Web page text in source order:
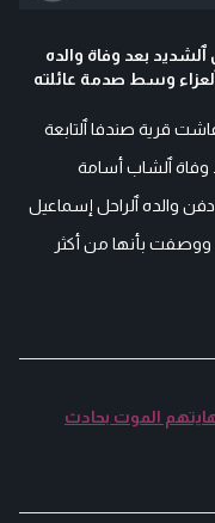
بعد وفاة والده
وسط صدمة عائلته
قرية صندفا ٱلتابعة
وفاة ٱلشاب أسامة
والده ٱلراحل إسماعيل
ووصفت بأنها من أكثر
الموت بحادث